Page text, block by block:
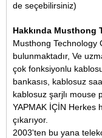
de seçebilirsiniz)
Hakkında Musthong
Musthong Technology
bulunmaktadır, Ve
çok fonksiyonlu
bankasıs, kablosuz
kablosuz şarjlı mouse
YAPMAK İÇİN Herkes
çıkarıyor.
2003'ten bu yana